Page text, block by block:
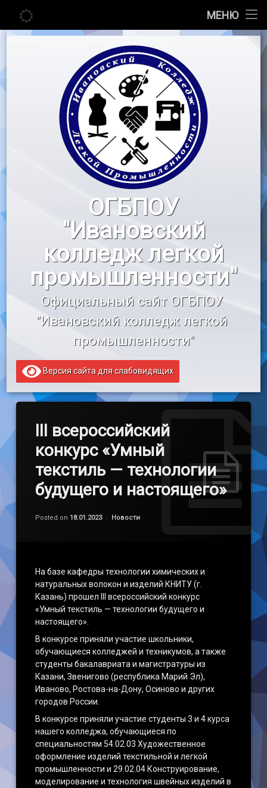
МЕНЮ
Главная
Педагогу
Воспитательная работа
«Профессионалы»
«Профессионалитет»
Образовательный кредит
Перейти
ОГБПОУ
"Ивановский
колледж легкой
промышленности"
Официальный сайт ОГБПОУ
"Ивановский колледж легкой
промышленности"
Версия сайта для слабовидящих
III всероссийский
конкурс «Умный
текстиль — технологии
будущего и настоящего»
Posted on 18.01.2023
Обновлено на
by
Категории:
Новости
На базе кафедры технологии химических и
натуральных волокон и изделий КНИТУ (г.
Казань) прошел III всероссийский конкурс
«Умный текстиль — технологии будущего и
настоящего».
В конкурсе приняли участие школьники,
обучающиеся колледжей и техникумов, а также
студенты бакалавриата и магистратуры из
Казани, Звенигово (республика Марий Эл),
Иваново, Ростова-на-Дону, Осиново и других
городов России.
В конкурсе приняли участие студенты 3 и 4 курса
нашего колледжа, обучающиеся по
специальностям 54.02.03 Художественное
оформление изделий текстильной и легкой
промышленности и 29.02.04 Конструирование,
моделирование и технология швейных изделий в